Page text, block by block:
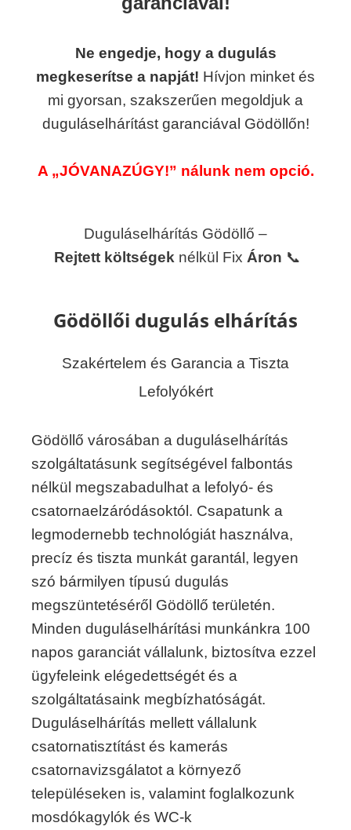
Ne engedje, hogy a dugulás
megkeserítse a napját! Hívjon minket és
mi gyorsan, szakszerűen megoldjuk a
duguláselhárítást garanciával Gödöllőn!
A „JÓVANAZÚGY!” nálunk nem opció.
Duguláselhárítás Gödöllő –
Rejtett költségek nélkül Fix Áron 📞
Gödöllői dugulás elhárítás
Szakértelem és Garancia a Tiszta
Lefolyókért
Gödöllő városában a duguláselhárítás
szolgáltatásunk segítségével falbontás
nélkül megszabadulhat a lefolyó- és
csatornaelzáródásoktól. Csapatunk a
legmodernebb technológiát használva,
precíz és tiszta munkát garantál, legyen
szó bármilyen típusú dugulás
megszüntetéséről Gödöllő területén.
Minden duguláselhárítási munkánkra 100
napos garanciát vállalunk, biztosítva ezzel
ügyfeleink elégedettségét és a
szolgáltatásaink megbízhatóságát.
Duguláselhárítás mellett vállalunk
csatornatisztítást és kamerás
csatornavizsgálatot a környező
településeken is, valamint foglalkozunk
mosdókagylók és WC-k